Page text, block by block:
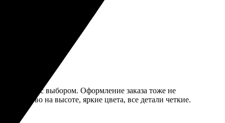
с выбором. Оформление заказа тоже не
Качество на высоте, яркие цвета, все детали четкие.